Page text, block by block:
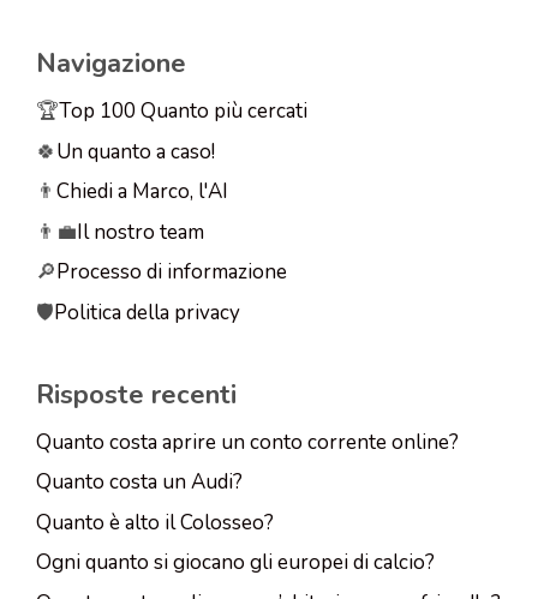
Navigazione
🏆Top 100 Quanto più cercati
🍀Un quanto a caso!
👨 Chiedi a Marco, l'AI
👨‍💼Il nostro team
🔎Processo di informazione
🛡️Politica della privacy
Risposte recenti
Quanto costa aprire un conto corrente online?
Quanto costa un Audi?
Quanto è alto il Colosseo?
Ogni quanto si giocano gli europei di calcio?